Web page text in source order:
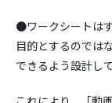
●ワークシートは
目的とするのでは
できるよう設計し